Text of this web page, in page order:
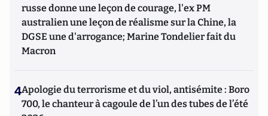
russe donne une leçon de courage, l'ex PM
australien une leçon de réalisme sur la Chine, la
DGSE une d'arrogance; Marine Tondelier fait du
Macron
4Apologie du terrorisme et du viol, antisémite : Boro
700, le chanteur à cagoule de l’un des tubes de l’été